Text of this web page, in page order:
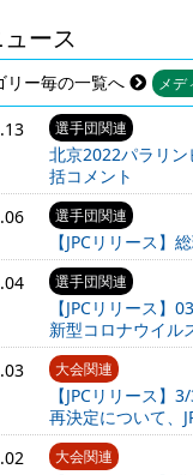
ース
リー毎の一覧へ メデ
選手団関連
北京2022パラリ
括コメント
選手団関連
【JPCリリース】
選手団関連
【JPCリリース】
新型コロナウイル
大会関連
【JPCリリース】
再決定について、
大会関連